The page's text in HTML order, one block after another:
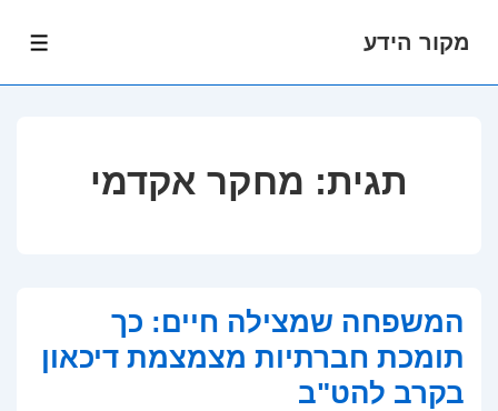
מקור הידע
תגית: מחקר אקדמי
המשפחה שמצילה חיים: כך
תומכת חברתיות מצמצמת דיכאון
בקרב להט"ב